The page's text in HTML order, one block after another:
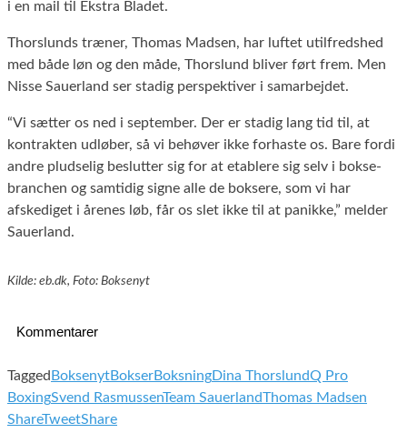
i en mail til Ekstra Bladet.
Thorslunds træner, Thomas Madsen, har luftet utilfredshed
med både løn og den måde, Thorslund bliver ført frem. Men
Nisse Sauerland ser stadig perspektiver i samarbejdet.
“Vi sætter os ned i september. Der er stadig lang tid til, at
kontrakten udløber, så vi behøver ikke forhaste os. Bare fordi
andre pludselig beslutter sig for at etablere sig selv i bokse-
branchen og samtidig signe alle de boksere, som vi har
afskediget i årenes løb, får os slet ikke til at panikke,” melder
Sauerland.
Kilde: eb.dk, Foto: Boksenyt
Kommentarer
Tagged BoksenytBokserBoksningDina ThorslundQ Pro
BoxingSvend RasmussenTeam SauerlandThomas Madsen
ShareTweetShare